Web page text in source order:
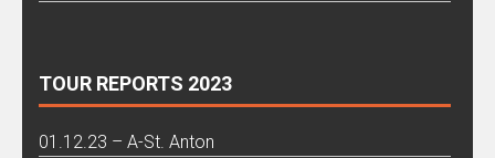
TOUR REPORTS 2023
01.12.23 – A-St. Anton